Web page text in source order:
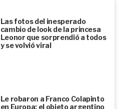
Las fotos del inesperado
cambio de look de la princesa
Leonor que sorprendió a todos
y se volvió viral
Le robaron a Franco Colapinto
en Europa: el objeto argentino